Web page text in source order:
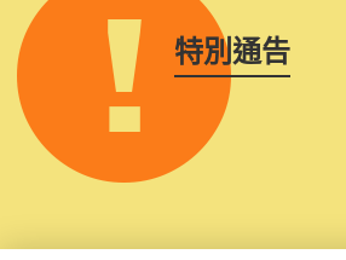
特別通告